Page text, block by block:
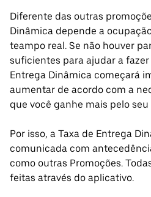
Diferente das outras
Dinâmica depende a
teampo real. Se não houver
suficientes para ajudar a fazer
Entrega Dinâmica começará
aumentar de acordo com a
que você ganhe mais pelo seu
Por isso, a Taxa de Entrega
comunicada com
como outras Promoções.
feitas através do aplicativo.